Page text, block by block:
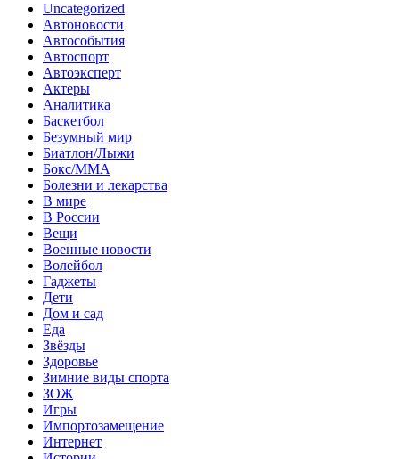
Uncategorized
Автоновости
Автособытия
Автоспорт
Автоэксперт
Актеры
Аналитика
Баскетбол
Безумный мир
Биатлон/Лыжи
Бокс/MMA
Болезни и лекарства
В мире
В России
Вещи
Военные новости
Волейбол
Гаджеты
Дети
Дом и сад
Еда
Звёзды
Здоровье
Зимние виды спорта
ЗОЖ
Игры
Импортозамещение
Интернет